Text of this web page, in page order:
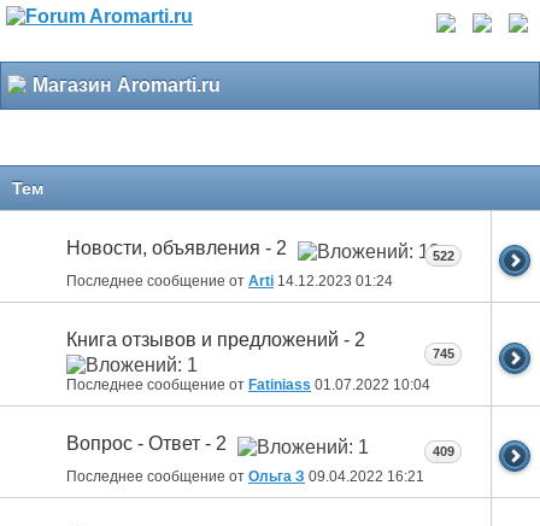
Магазин Aromarti.ru
Тем
Новости, объявления - 2
Последнее сообщение от Arti 14.12.2023 01:24
522
Книга отзывов и предложений - 2
Последнее сообщение от Fatiniass 01.07.2022 10:04
745
Вопрос - Ответ - 2
Последнее сообщение от Ольга З 09.04.2022 16:21
409